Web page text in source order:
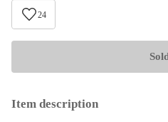
24
Item description